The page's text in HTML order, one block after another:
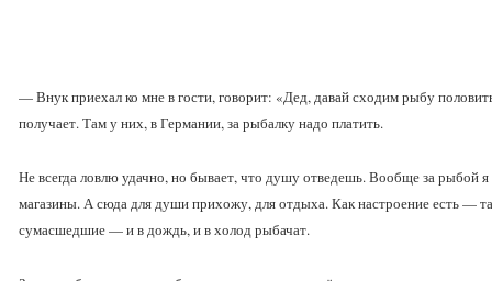
— Внук приехал ко мне в гости, говорит: «Дед, давай сходим рыбу
получает. Там у них, в Германии, за рыбалку надо платить.
Не всегда ловлю удачно, но бывает, что душу отведешь. Вообще за рыбой
магазины. А сюда для души прихожу, для отдыха. Как настроение есть —
сумасшедшие — и в дождь, и в холод рыбачат.